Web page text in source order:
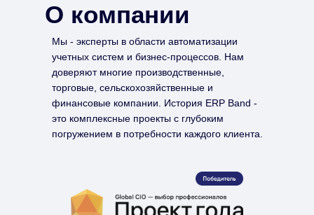
Мы - эксперты в области автоматизации
учетных систем и бизнес-процессов. Нам
доверяют многие производственные,
торговые, сельскохозяйственные и
финансовые компании. История ERP Band -
это комплексные проекты с глубоким
погружением в потребности каждого клиента.
О компании